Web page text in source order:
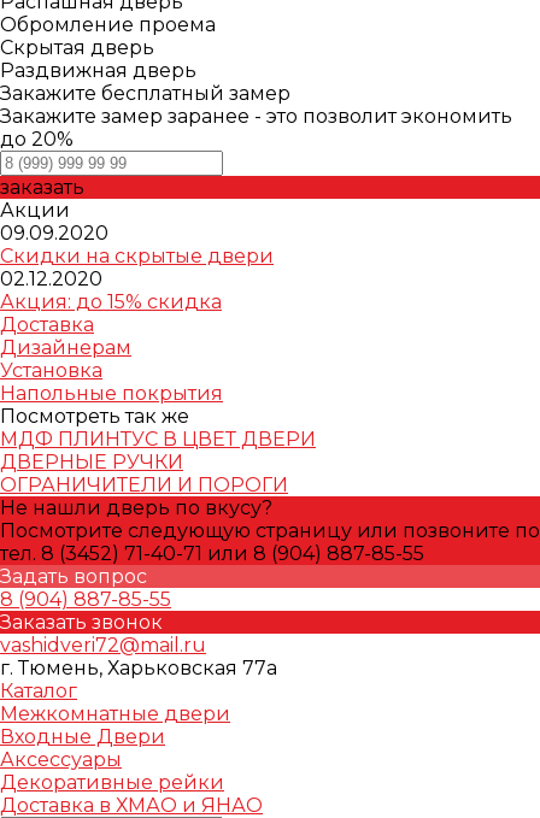
Обромление проема
Скрытая дверь
Раздвижная дверь
Закажите бесплатный замер
Закажите замер заранее - это позволит экономить
до 20%
заказать
Акции
09.09.2020
Скидки на скрытые двери
02.12.2020
Акция: до 15% скидка
Доставка
Дизайнерам
Установка
Напольные покрытия
Посмотреть так же
МДФ ПЛИНТУС В ЦВЕТ ДВЕРИ
ДВЕРНЫЕ РУЧКИ
ОГРАНИЧИТЕЛИ И ПОРОГИ
Не нашли дверь по вкусу?
Посмотрите следующую страницу или позвоните по
тел. 8 (3452) 71-40-71 или 8 (904) 887-85-55
Задать вопрос
8 (904) 887-85-55
Заказать звонок
vashidveri72@mail.ru
г. Тюмень, Харьковская 77а
Каталог
Межкомнатные двери
Входные Двери
Аксессуары
Декоративные рейки
Доставка в ХМАО и ЯНАО